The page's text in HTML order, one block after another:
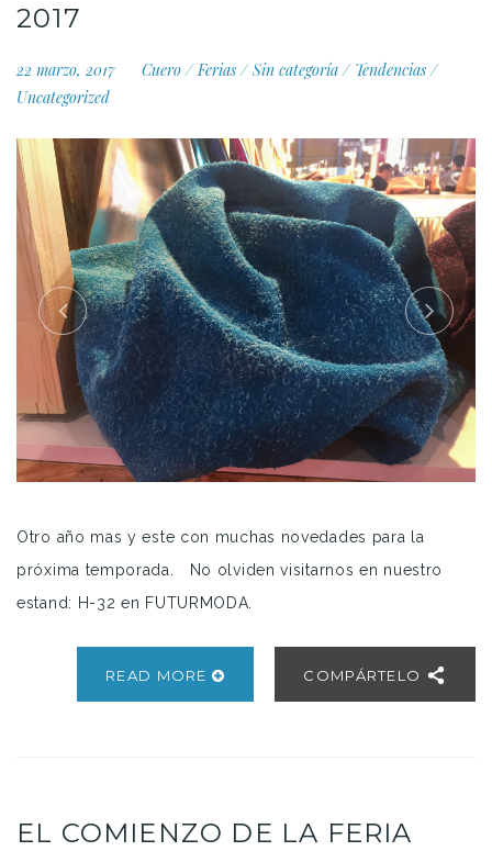
2017
22 marzo, 2017 Cuero/Ferias/Sin categoría/ Tendencias/
Uncategorized
Otro año mas y este con muchas novedades para la
próxima temporada. No olviden visitarnos en nuestro
estand: H-32 en FUTURMODA.
READ MORE COMPÁRTELO
EL COMIENZO DE LA FERIA